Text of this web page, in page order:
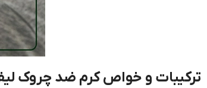
ترکیبات و خواص کرم ضد چروک